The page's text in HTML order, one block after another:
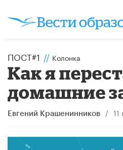
ПОСТ#1 // Колонка
Как я
домашние
Евгений Крашенинников / 11